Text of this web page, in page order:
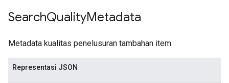
SearchQualityMetadata
Metadata kualitas penelusuran tambahan item.
Representasi JSON